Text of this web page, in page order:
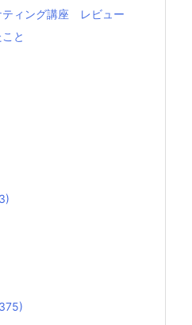
ティング講座 レビュー
と